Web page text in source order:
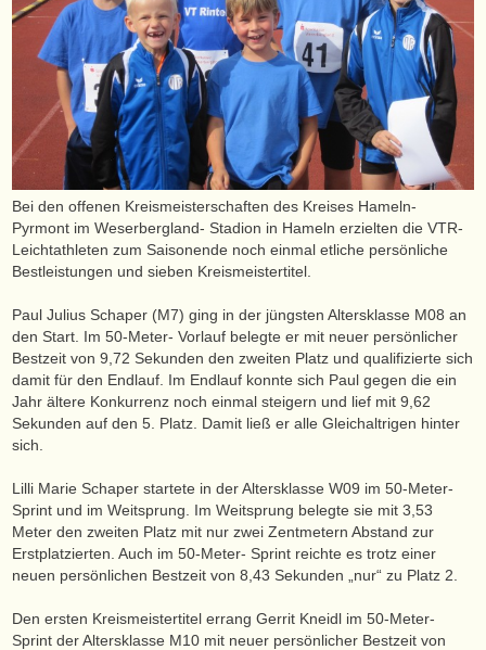
Bei den offenen Kreismeisterschaften des Kreises Hameln-
Pyrmont im Weserbergland- Stadion in Hameln erzielten die VTR-
Leichtathleten zum Saisonende noch einmal etliche persönliche
Bestleistungen und sieben Kreismeistertitel.
Paul Julius Schaper (M7) ging in der jüngsten Altersklasse M08 an
den Start. Im 50-Meter- Vorlauf belegte er mit neuer persönlicher
Bestzeit von 9,72 Sekunden den zweiten Platz und qualifizierte sich
damit für den Endlauf. Im Endlauf konnte sich Paul gegen die ein
Jahr ältere Konkurrenz noch einmal steigern und lief mit 9,62
Sekunden auf den 5. Platz. Damit ließ er alle Gleichaltrigen hinter
sich.
Lilli Marie Schaper startete in der Altersklasse W09 im 50-Meter-
Sprint und im Weitsprung. Im Weitsprung belegte sie mit 3,53
Meter den zweiten Platz mit nur zwei Zentmetern Abstand zur
Erstplatzierten. Auch im 50-Meter- Sprint reichte es trotz einer
neuen persönlichen Bestzeit von 8,43 Sekunden „nur“ zu Platz 2.
Den ersten Kreismeistertitel errang Gerrit Kneidl im 50-Meter-
Sprint der Altersklasse M10 mit neuer persönlicher Bestzeit von